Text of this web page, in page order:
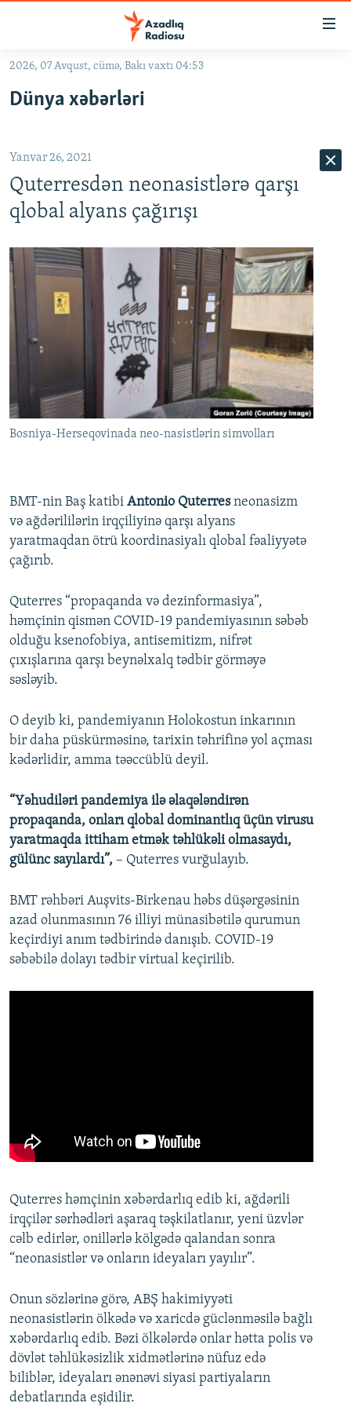
Əsas
qayıt
qayıt
Axtarışa
keç
#İZAHLA
FƏRQƏ BAX
QANUNI DOĞRU
ARAŞDIRMA
MULTIMEDIA
FOTOQALEREYA
KARIKATURA
RADIO ARXIV
OXU ZALI
AZƏRBAYCAN ƏDƏBIYYATI KITABXANASI
İSLAM VƏ DEMOKRATIYA
HAQQIMIZDA
PEŞƏ ETIKASI VƏ JURNALISTIKA STANDARTLARIMIZ
XƏBƏR BÜLLETENLƏRIMIZ
2026, 07 Avqust, cümə, Bakı vaxtı 04:53
Dünya xəbərləri
Yanvar 26, 2021
Quterresdən neonasistlərə qarşı
qlobal alyans çağırışı
Bosniya-Herseqovinada neo-nasistlərin simvolları
BMT-nin Baş katibi Antonio Quterresneonasizm
və ağdərililərin irqçiliyinə qarşı alyans
yaratmaqdan ötrü koordinasiyalı qlobal fəaliyyətə
çağırıb.
Quterres “propaqanda və dezinformasiya”,
həmçinin qismən COVID-19 pandemiyasının səbəb
olduğu ksenofobiya, antisemitizm, nifrət
çıxışlarına qarşı beynəlxalq tədbir görməyə
səsləyib.
O deyib ki, pandemiyanın Holokostun inkarının
bir daha püskürməsinə, tarixin təhrifinə yol açması
kədərlidir, amma təəccüblü deyil.
“Yəhudiləri pandemiya ilə əlaqələndirən
propaqanda, onları qlobal dominantlıq üçün virusu
yaratmaqda ittiham etmək təhlükəli olmasaydı,
gülünc sayılardı”, – Quterres vurğulayıb.
BMT rəhbəri Auşvits-Birkenau həbs düşərgəsinin
azad olunmasının 76 illiyi münasibətilə qurumun
keçirdiyi anım tədbirində danışıb. COVID-19
səbəbilə dolayı tədbir virtual keçirilib.
Quterres həmçinin xəbərdarlıq edib ki, ağdərili
irqçilər sərhədləri aşaraq təşkilatlanır, yeni üzvlər
cəlb edirlər, onillərlə kölgədə qalandan sonra
“neonasistlər və onların ideyaları yayılır”.
Onun sözlərinə görə, ABŞ hakimiyyəti
neonasistlərin ölkədə və xaricdə güclənməsilə bağlı
xəbərdarlıq edib. Bəzi ölkələrdə onlar hətta polis və
dövlət təhlükəsizlik xidmətlərinə nüfuz edə
biliblər, ideyaları ənənəvi siyasi partiyaların
debatlarında eşidilir.